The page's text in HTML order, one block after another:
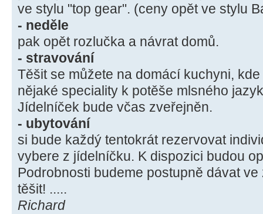
ve stylu "top gear". (ceny opět ve stylu
- neděle
pak opět rozlučka a návrat domů.
- stravování
Těšit se můžete na domácí kuchyni,
nějaké speciality k potěše mlsného
Jídelníček bude včas zveřejněn.
- ubytování
si bude každý tentokrát rezervovat
vybere z jídelníčku. K dispozici budou
Podrobnosti budeme postupně dávat
těšit! .....
Richard